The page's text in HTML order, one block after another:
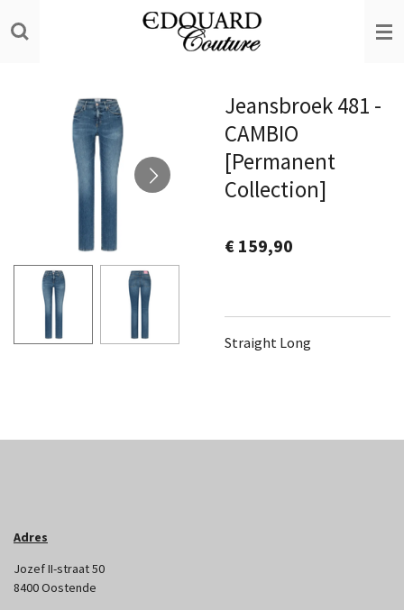
direct
hoofdinhoud
Jeansbroek 481 -
CAMBIO
[Permanent
Collection]
€ 159,90
Straight Long
Adres
Jozef II-straat 50
8400 Oostende